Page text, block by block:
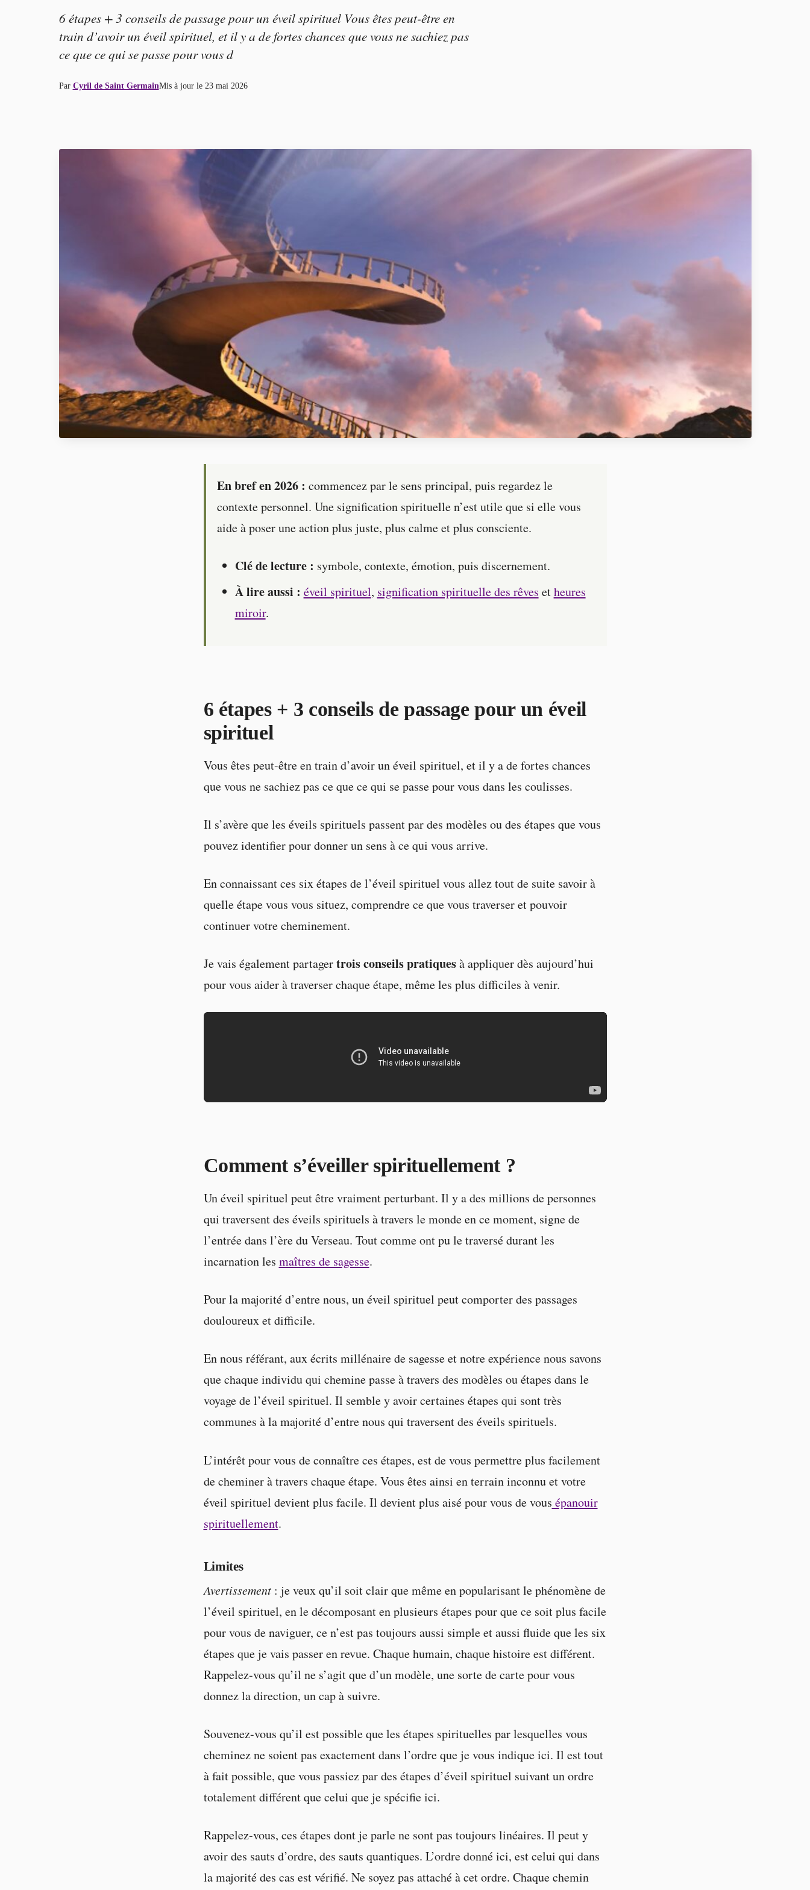
6 étapes + 3 conseils de passage pour un éveil spirituel Vous êtes peut-être en
train d’avoir un éveil spirituel, et il y a de fortes chances que vous ne sachiez pas
ce que ce qui se passe pour vous d
Par Cyril de Saint GermainMis à jour le 23 mai 2026
En bref en 2026 : commencez par le sens principal, puis regardez le
contexte personnel. Une signification spirituelle n’est utile que si elle vous
aide à poser une action plus juste, plus calme et plus consciente.
Clé de lecture : symbole, contexte, émotion, puis discernement.
À lire aussi : éveil spirituel, signification spirituelle des rêves etheures
miroir.
6 étapes + 3 conseils de passage pour un éveil
spirituel
Vous êtes peut-être en train d’avoir un éveil spirituel, et il y a de fortes chances
que vous ne sachiez pas ce que ce qui se passe pour vous dans les coulisses.
Il s’avère que les éveils spirituels passent par des modèles ou des étapes que vous
pouvez identifier pour donner un sens à ce qui vous arrive.
En connaissant ces six étapes de l’éveil spirituel vous allez tout de suite savoir à
quelle étape vous vous situez, comprendre ce que vous traverser et pouvoir
continuer votre cheminement.
Je vais également partagertrois conseils pratiquesà appliquer dès aujourd’hui
pour vous aider à traverser chaque étape, même les plus difficiles à venir.
Comment s’éveiller spirituellement ?
Un éveil spirituel peut être vraiment perturbant. Il y a des millions de personnes
qui traversent des éveils spirituels à travers le monde en ce moment, signe de
l’entrée dans l’ère du Verseau. Tout comme ont pu le traversé durant les
incarnation les maîtres de sagesse.
Pour la majorité d’entre nous, un éveil spirituel peut comporter des passages
douloureux et difficile.
En nous référant, aux écrits millénaire de sagesse et notre expérience nous savons
que chaque individu qui chemine passe à travers des modèles ou étapes dans le
voyage de l’éveil spirituel. Il semble y avoir certaines étapes qui sont très
communes à la majorité d’entre nous qui traversent des éveils spirituels.
L’intérêt pour vous de connaître ces étapes, est de vous permettre plus facilement
de cheminer à travers chaque étape. Vous êtes ainsi en terrain inconnu et votre
éveil spirituel devient plus facile. Il devient plus aisé pour vous de vous épanouir
spirituellement.
Limites
Avertissement: je veux qu’il soit clair que même en popularisant le phénomène de
l’éveil spirituel, en le décomposant en plusieurs étapes pour que ce soit plus facile
pour vous de naviguer, ce n’est pas toujours aussi simple et aussi fluide que les six
étapes que je vais passer en revue. Chaque humain, chaque histoire est différent.
Rappelez-vous qu’il ne s’agit que d’un modèle, une sorte de carte pour vous
donnez la direction, un cap à suivre.
Souvenez-vous qu’il est possible que les étapes spirituelles par lesquelles vous
cheminez ne soient pas exactement dans l’ordre que je vous indique ici. Il est tout
à fait possible, que vous passiez par des étapes d’éveil spirituel suivant un ordre
totalement différent que celui que je spécifie ici.
Rappelez-vous, ces étapes dont je parle ne sont pas toujours linéaires. Il peut y
avoir des sauts d’ordre, des sauts quantiques. L’ordre donné ici, est celui qui dans
la majorité des cas est vérifié. Ne soyez pas attaché à cet ordre. Chaque chemin